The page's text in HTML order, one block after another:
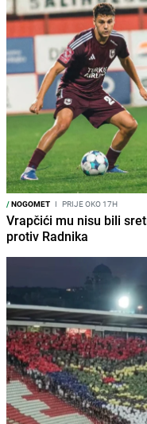
/NOGOMET I PRIJE OKO 17H
Vrapčići mu nisu bili
protiv Radnika